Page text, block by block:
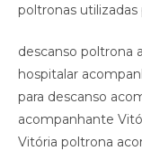
poltronas utilizadas
descanso poltrona
hospitalar
para descanso
acompanhante
Vitória poltrona